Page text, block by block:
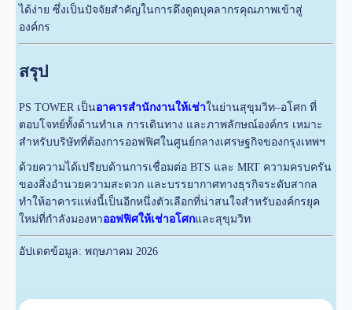
ได้ง่าย ซึ่งเป็นปัจจัยสำคัญในการดึงดูดบุคลากรคุณภาพเข้าสู่
องค์กร
สรุป
PS TOWER เป็นอาคารสำนักงานให้เช่าในย่านสุขุมวิท–อโศก ที่
ตอบโจทย์ทั้งด้านทำเล การเดินทาง และภาพลักษณ์องค์กร เหมาะ
สำหรับบริษัทที่ต้องการออฟฟิศในศูนย์กลางเศรษฐกิจของกรุงเทพฯ
ด้วยความได้เปรียบด้านการเชื่อมต่อ BTS และ MRT ความครบครัน
ของสิ่งอำนวยความสะดวก และบรรยากาศทางธุรกิจระดับสากล
ทำให้อาคารแห่งนี้เป็นอีกหนึ่งตัวเลือกที่น่าสนใจสำหรับองค์กรยุค
ใหม่ที่กำลังมองหาออฟฟิศให้เช่าอโศกและสุขุมวิท
อัปเดตข้อมูล: พฤษภาคม 2026